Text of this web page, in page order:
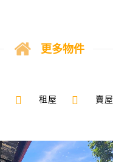
更多物件
租屋 賣屋